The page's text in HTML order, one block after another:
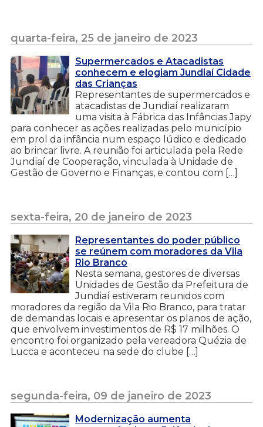
quarta-feira, 25 de janeiro de 2023
Supermercados e Atacadistas
conhecem e elogiam Jundiaí Cidade
das Crianças
Representantes de supermercados e
atacadistas de Jundiaí realizaram
uma visita à Fábrica das Infâncias Japy
para conhecer as ações realizadas pelo município
em prol da infância num espaço lúdico e dedicado
ao brincar livre. A reunião foi articulada pela Rede
Jundiaí de Cooperação, vinculada à Unidade de
Gestão de Governo e Finanças, e contou com […]
sexta-feira, 20 de janeiro de 2023
Representantes do poder público
se reúnem com moradores da Vila
Rio Branco
Nesta semana, gestores de diversas
Unidades de Gestão da Prefeitura de
Jundiaí estiveram reunidos com
moradores da região da Vila Rio Branco, para tratar
de demandas locais e apresentar os planos de ação,
que envolvem investimentos de R$ 17 milhões. O
encontro foi organizado pela vereadora Quézia de
Lucca e aconteceu na sede do clube […]
segunda-feira, 09 de janeiro de 2023
Modernização aumenta